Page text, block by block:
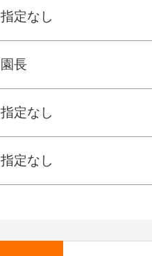
指定なし
園長
指定なし
指定なし